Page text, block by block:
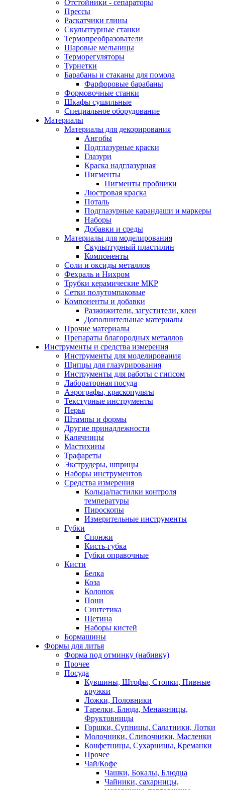
Отстойники - сепараторы
Прессы
Раскатчики глины
Скульптурные станки
Термопреобразователи
Шаровые мельницы
Терморегуляторы
Турнетки
Барабаны и стаканы для помола
Фарфоровые барабаны
Формовочные станки
Шкафы сушильные
Специальное оборудование
Материалы
Материалы для декорирования
Ангобы
Подглазурные краски
Глазури
Краска надглазурная
Пигменты
Пигменты пробники
Люстровая краска
Поталь
Подглазурные карандаши и маркеры
Наборы
Добавки и среды
Материалы для моделирования
Скульптурный пластилин
Компоненты
Соли и оксиды металлов
Фехраль и Нихром
Трубки керамические МКР
Сетки полутомпаковые
Компоненты и добавки
Разжижители, загустители, клеи
Дополнительные материалы
Прочие материалы
Препараты благородных металлов
Инструменты и средства измерения
Инструменты для моделирования
Щипцы для глазурирования
Инструменты для работы с гипсом
Лабораторная посуда
Аэрографы, краскопульты
Текстурные инструменты
Перья
Штампы и формы
Другие принадлежности
Калячницы
Мастихины
Трафареты
Экструдеры, шприцы
Наборы инструментов
Средства измерения
Кольца/пастилки контроля
температуры
Пироскопы
Измерительные инструменты
Губки
Спонжи
Кисть-губка
Губки оправочные
Кисти
Белка
Коза
Колонок
Пони
Синтетика
Щетина
Наборы кистей
Бормашины
Формы для литья
Форма под отминку (набивку)
Прочее
Посуда
Кувшины, Штофы, Стопки, Пивные
кружки
Ложки, Половники
Тарелки, Блюда, Менажницы,
Фруктовницы
Горшки, Супницы, Салатники, Лотки
Молочники, Сливочники, Масленки
Конфетницы, Сухарницы, Креманки
Прочее
Чай/Кофе
Чашки, Бокалы, Блюдца
Чайники, сахарницы,